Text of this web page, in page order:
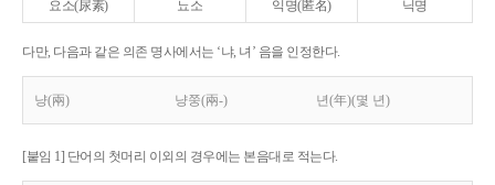
요소(尿素) 뇨소 익명(匿名) 닉명
다만, 다음과 같은 의존 명사에서는 ‘냐, 녀’ 음을 인정한다.
냥(兩) 냥쭝(兩-) 년(年)(몇 년)
[붙임 1] 단어의 첫머리 이외의 경우에는 본음대로 적는다.